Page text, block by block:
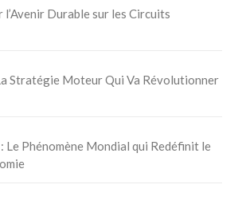
Durable sur les Circuits
Stratégie Moteur Qui Va Révolutionner
Le Phénomène Mondial qui Redéfinit le